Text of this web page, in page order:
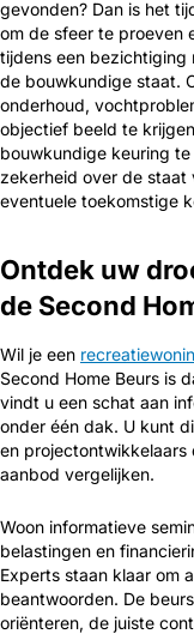
gevonden? Dan is het
om de sfeer te proeven
tijdens een bezichtiging
de bouwkundige staat.
onderhoud,
objectief beeld te
bouwkundige keuring
zekerheid over de staat
eventuele toekomstige
Ontdek uw
de Second
Wil je een
Second Home Beurs is
vindt u een schat aan
onder één dak. U kunt
en projectontwikkelaars
aanbod vergelijken.
Woon informatieve
belastingen en
Experts staan klaar om
beantwoorden. De
oriënteren, de juiste